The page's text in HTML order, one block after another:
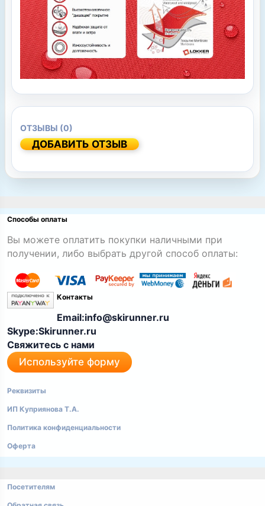
ОТЗЫВЫ (0)
ДОБАВИТЬ ОТЗЫВ
Способы оплаты
Вы можете оплатить покупки наличными при
получении, либо выбрать другой способ оплаты:
Контакты
Email:info@skirunner.ru
Skype:Skirunner.ru
Свяжитесь с нами
Используйте форму
Реквизиты
ИП Куприянова Т.А.
Политика конфиденциальности
Оферта
Посетителям